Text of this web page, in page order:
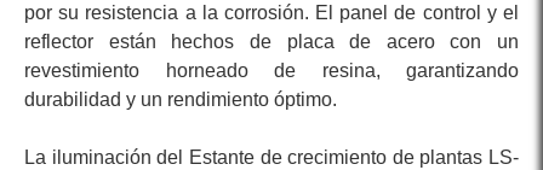
por su resistencia a la corrosión. El panel de control y el
reflector están hechos de placa de acero con un
revestimiento horneado de resina, garantizando
durabilidad y un rendimiento óptimo.
La iluminación del Estante de crecimiento de plantas LS-